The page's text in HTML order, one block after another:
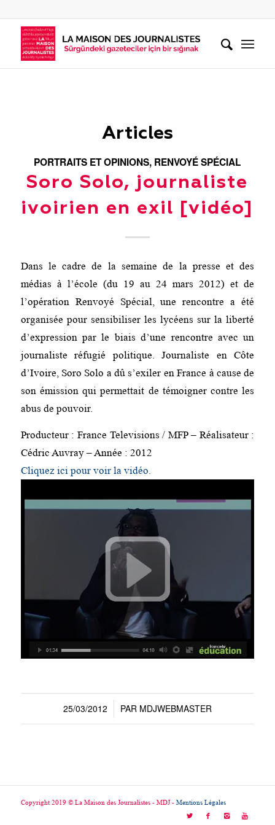
Articles
PORTRAITS ET OPINIONS, RENVOYÉ SPÉCIAL
Soro Solo, journaliste
ivoirien en exil [vidéo]
Dans le cadre de la semaine de la presse et des
médias à l’école (du 19 au 24 mars 2012) et de
l’opération Renvoyé Spécial, une rencontre a été
organisée pour sensibiliser les lycéens sur la liberté
d’expression par le biais d’une rencontre avec un
journaliste réfugié politique. Journaliste en Côte
d’Ivoire, Soro Solo a dû s’exiler en France à cause de
son émission qui permettait de témoigner contre les
abus de pouvoir.
Producteur : France Televisions / MFP – Réalisateur :
Cédric Auvray – Année : 2012
Cliquez ici pour voir la vidéo.
25/03/2012
/ PAR MDJWEBMASTER
Copyright 2019 © La Maison des Journalistes - MDJ - Mentions Légales